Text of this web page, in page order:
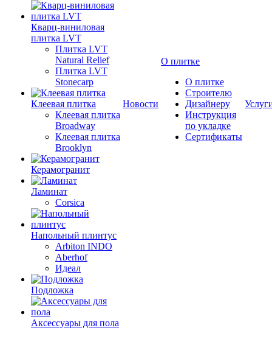
Кварц-виниловая
плитка LVT
Плитка LVT
Natural Relief
Плитка LVT
Stonecarp
Клеевая плитка
Клеевая плитка
Broadway
Клеевая плитка
Brooklyn
Керамогранит
Ламинат
Corsica
Напольный плинтус
Arbiton INDO
Aberhof
Идеал
Подложка
Аксессуары для пола
Новости
О плитке
О плитке
Строителю
Дизайнеру
Инструкция
по укладке
Сертификаты